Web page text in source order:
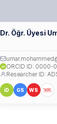
Dr. Öğr. Üyesi
iD ORCID ID: 0000-
Researcher ID:
iD GS WS